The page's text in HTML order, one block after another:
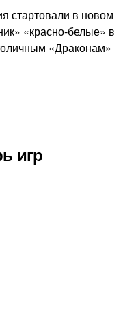
стартовали в новом
«красно-белые» в
«Драконам»
игр